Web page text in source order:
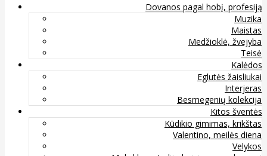
Dovanos pagal hobį, profesiją
Muzika
Maistas
Medžioklė, žvejyba
Teisė
Kalėdos
Eglutės žaisliukai
Interjeras
Besmegenių kolekcija
Kitos šventės
Kūdikio gimimas, krikštas
Valentino, meilės diena
Velykos